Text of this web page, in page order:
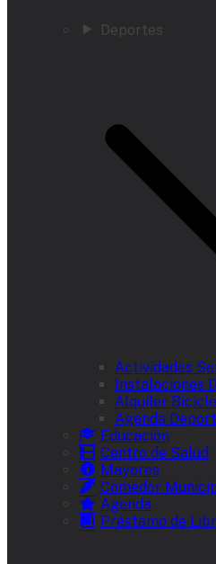
Deportes
Actividades
Instalaciones
Alquiler
Agenda
Educación
Centro de Salud
Mayores
Comedor
Agenda
Préstamo de